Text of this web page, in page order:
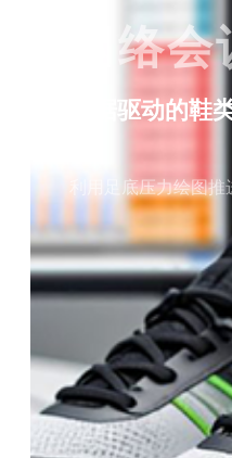
网络
数据驱动的鞋
利用足底压力绘图